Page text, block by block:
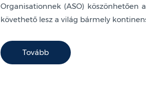
Organisationnek (ASO) köszönhetően
követhető lesz a világ bármely
Tovább